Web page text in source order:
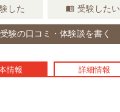
した menu_book 受験したい
受験の口コミ・体験談を書く
情報 詳細情報